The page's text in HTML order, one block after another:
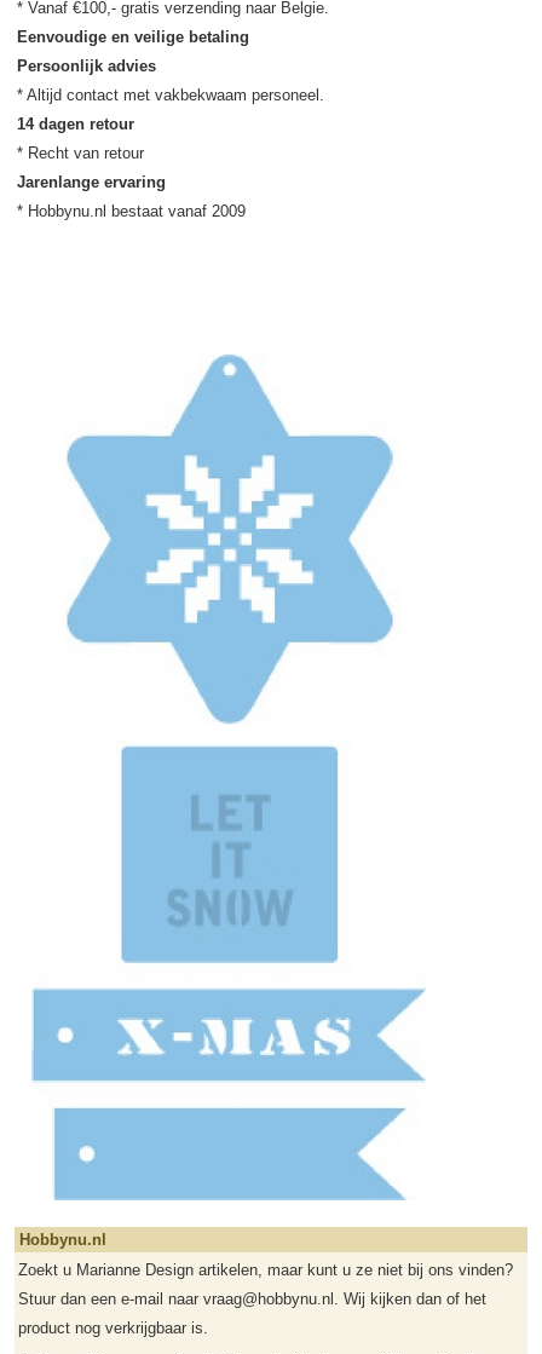
Eenvoudige en veilige betaling
Persoonlijk advies
14 dagen retour
Jarenlange ervaring
* Hobbynu.nl bestaat vanaf 2009
Hobbynu.nl
Zoekt u Marianne Design artikelen, maar kunt u ze niet bij ons vinden?
Stuur dan een e-mail naar vraag@hobbynu.nl. Wij kijken dan of het
product nog verkrijgbaar is.